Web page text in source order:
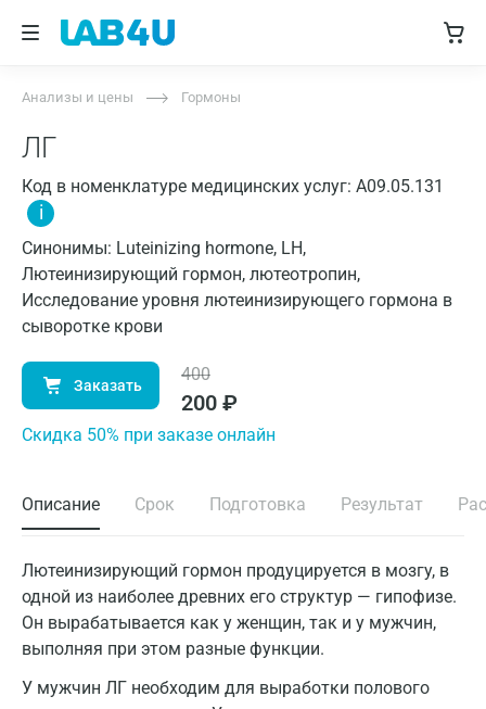
Анализы и цены Гормоны
ЛГ
Код в номенклатуре медицинских услуг: A09.05.131
i
Синонимы: Luteinizing hormone, LH,
Лютеинизирующий гормон, лютеотропин,
Исследование уровня лютеинизирующего гормона в
сыворотке крови
Заказать
400
200 ₽
Cкидка 50% при заказе онлайн
Описание Срок Подготовка Результат
Лютеинизирующий гормон продуцируется в мозгу, в
одной из наиболее древних его структур — гипофизе.
Он вырабатывается как у женщин, так и у мужчин,
выполняя при этом разные функции.
У мужчин ЛГ необходим для выработки полового